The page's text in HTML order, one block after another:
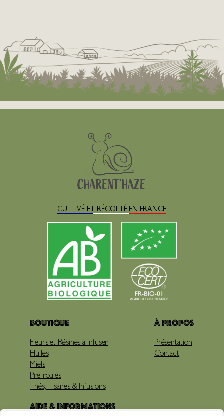
CULTIVÉ ET RÉCOLTÉ EN FRANCE
Boutique
Fleurs et Résines à infuser
Huiles
Miels
Pré-roulés
Thés, Tisanes & Infusions
À propos
Présentation
Contact
Aide & Informations